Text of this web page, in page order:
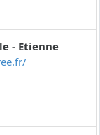
- Etienne